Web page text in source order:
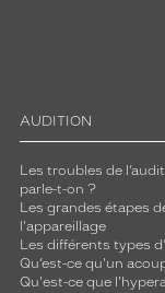
AUDITION
Les troubles de
parle-t-on ?
Les grandes étapes
l'appareillage
Les différents types
Qu’est-ce qu'un
Qu'est-ce que